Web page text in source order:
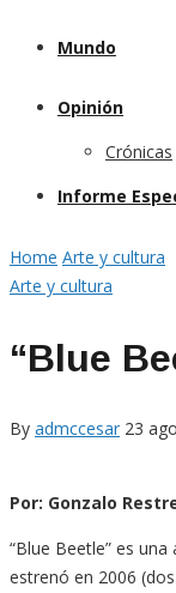
Mundo
Opinión
Crónicas
Informe
Home Arte y cultura
Arte y cultura
“Blue
By admccesar 23
Por: Gonzalo
“Blue Beetle” es
estrenó en 2006